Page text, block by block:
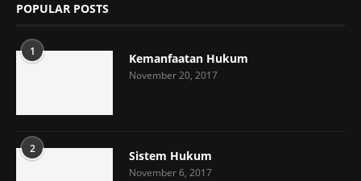
POPULAR POSTS
1 Kemanfaatan Hukum
November 20, 2017
2 Sistem Hukum
November 6, 2017